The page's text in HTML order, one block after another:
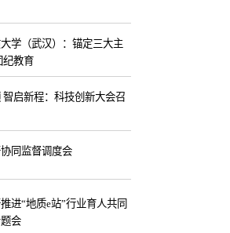
学（武汉）：锚定三大主
纪教育
智启新程：科技创新大会召
同监督调度会
进“地质e站”行业育人共同
会